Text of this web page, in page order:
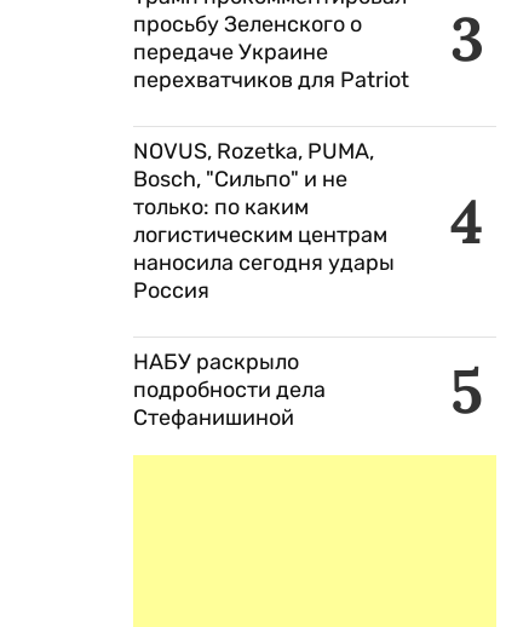
3
просьбу Зеленского о
передаче Украине
перехватчиков для Patriot
4
NOVUS, Rozetka, PUMA,
Bosch, "Сильпо" и не
только: по каким
логистическим центрам
наносила сегодня удары
Россия
5
НАБУ раскрыло
подробности дела
Стефанишиной